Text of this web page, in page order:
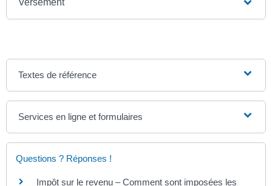
Versement
Textes de référence
Services en ligne et formulaires
Questions ? Réponses !
Impôt sur le revenu – Comment sont imposées les